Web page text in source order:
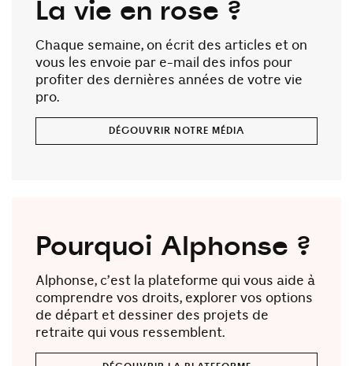
La vie en rose ?
Chaque semaine, on écrit des articles et on
vous les envoie par e-mail des infos pour
profiter des dernières années de votre vie
pro.
DÉCOUVRIR NOTRE MÉDIA
Pourquoi Alphonse ?
Alphonse, c’est la plateforme qui vous aide à
comprendre vos droits, explorer vos options
de départ et dessiner des projets de
retraite qui vous ressemblent.